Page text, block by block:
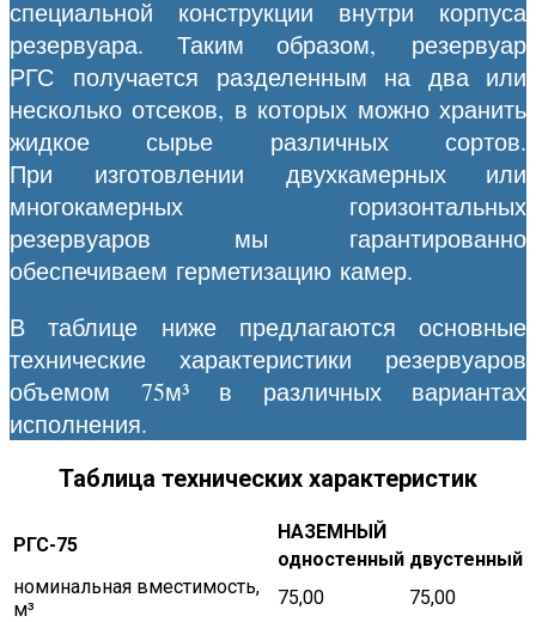
специальной конструкции внутри корпуса
резервуара. Таким образом, резервуар
РГС получается разделенным на два или
несколько отсеков, в которых можно хранить
жидкое сырье различных сортов.
При изготовлении двухкамерных или
многокамерных горизонтальных
резервуаров мы гарантированно
обеспечиваем герметизацию камер.
В таблице ниже предлагаются основные
технические характеристики резервуаров
объемом 75м³ в различных вариантах
исполнения.
Таблица технических характеристик
РГС-75
НАЗЕМНЫЙ
одностенный двустенный
номинальная вместимость,
м³
75,00
75,00